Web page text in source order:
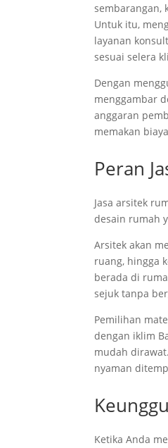
sembarangan,
Untuk itu,
layanan
sesuai selera
Dengan
menggambar
anggaran
memakan
Peran
Jasa arsitek
desain rumah
Arsitek akan
ruang, hingga
berada di
sejuk tanpa
Pemilihan
dengan iklim
mudah
nyaman
Ketika Anda